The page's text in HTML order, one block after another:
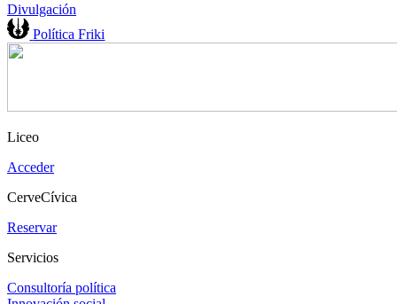
Divulgación
Política Friki
Liceo
Acceder
CerveCívica
Reservar
Servicios
Consultoría política